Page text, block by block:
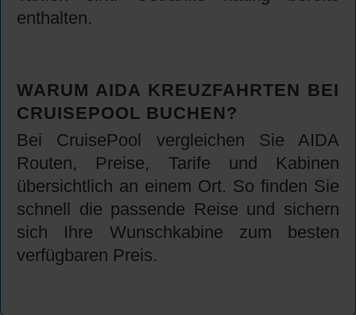
enthalten.
WARUM AIDA KREUZFAHRTEN BEI
CRUISEPOOL BUCHEN?
Bei CruisePool vergleichen Sie AIDA
Routen, Preise, Tarife und Kabinen
übersichtlich an einem Ort. So finden Sie
schnell die passende Reise und sichern
sich Ihre Wunschkabine zum besten
verfügbaren Preis.